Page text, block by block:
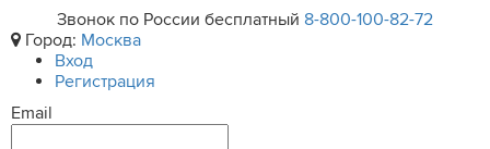
Звонок по России бесплатный 8-800-100-82-72
Город: Москва
Вход
Регистрация
Email